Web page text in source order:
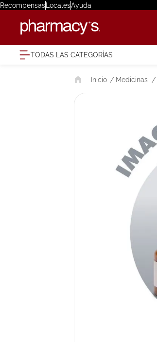
RecompensasLocalesAyuda
TODAS LAS CATEGORÍAS
Medicinas